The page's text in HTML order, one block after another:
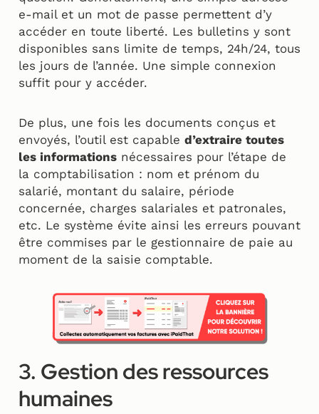
e-mail et un mot de passe permettent d’y
accéder en toute liberté. Les bulletins y sont
disponibles sans limite de temps, 24h/24, tous
les jours de l’année. Une simple connexion
suffit pour y accéder.
De plus, une fois les documents conçus et
envoyés, l’outil est capable d’extraire toutes
les informations nécessaires pour l’étape de
la comptabilisation : nom et prénom du
salarié, montant du salaire, période
concernée, charges salariales et patronales,
etc. Le système évite ainsi les erreurs pouvant
être commises par le gestionnaire de paie au
moment de la saisie comptable.
3. Gestion des ressources
humaines